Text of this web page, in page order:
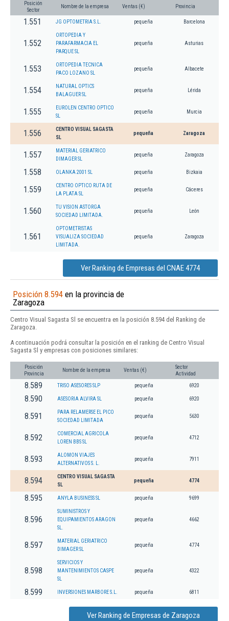
Posición
Sector
Nombre de la empresa Ventas (€) Provincia
1.551 JG OPTOMETRIA S.L. pequeña Barcelona
1.552
ORTOPEDIA Y
PARAFARMACIA EL
PARQUE SL
pequeña Asturias
1.553
ORTOPEDIA TECNICA
PACO LOZANO SL
pequeña Albacete
1.554
NATURAL OPTICS
BALAGUER SL
pequeña Lérida
1.555
EUROLEN CENTRO OPTICO
SL
pequeña Murcia
1.556
CENTRO VISUAL SAGASTA
SL
pequeña Zaragoza
1.557
MATERIAL GERIATRICO
DIMAGER SL
pequeña Zaragoza
1.558 OLANKA 2001 SL pequeña Bizkaia
1.559
CENTRO OPTICO RUTA DE
LA PLATA SL
pequeña Cáceres
1.560
TU VISION ASTORGA
SOCIEDAD LIMITADA.
pequeña León
1.561
OPTOMETRISTAS
VISUALIZA SOCIEDAD
LIMITADA.
pequeña Zaragoza
Ver Ranking de Empresas del CNAE 4774
Posición 8.594 en la provincia de
Zaragoza
Centro Visual Sagasta Sl se encuentra en la posición 8.594 del Ranking de
Zaragoza.
A continuación podrá consultar la posición en el ranking de Centro Visual
Sagasta Sl y empresas con posiciones similares:
Posición
Provincia
Nombre de la empresa Ventas (€)
Sector
Actividad
8.589 TRISO ASESORES SLP pequeña 6920
8.590 ASESORIA ALVIRA SL pequeña 6920
8.591
PARA RELAMERSE EL PICO
SOCIEDAD LIMITADA
pequeña 5630
8.592
COMERCIAL AGRICOLA
LOREN BBS SL
pequeña 4712
8.593
ALOMON VIAJES
ALTERNATIVOS S. L.
pequeña 7911
8.594
CENTRO VISUAL SAGASTA
SL
pequeña 4774
8.595 ANYLA BUSINESS SL pequeña 9699
8.596
SUMINISTROS Y
EQUIPAMIENTOS ARAGON
SL.
pequeña 4662
8.597
MATERIAL GERIATRICO
DIMAGER SL
pequeña 4774
8.598
SERVICIOS Y
MANTENIMIENTOS CASPE
SL
pequeña 4322
8.599 INVERSIONES MARBORE S.L. pequeña 6811
Ver Ranking de Empresas de Zaragoza